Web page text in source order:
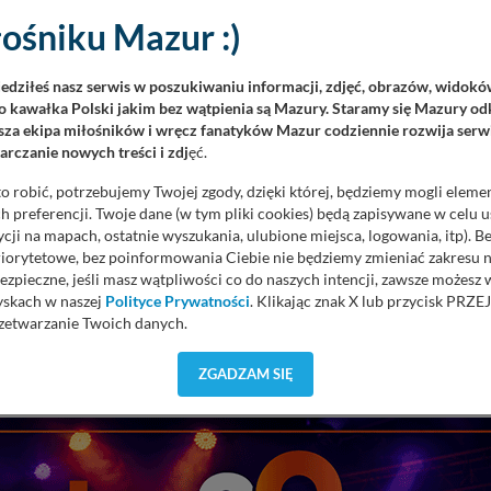
kombatanci, weterani wojenni, osoby niepełnosprawne I i II
oraz Ogólnopolska Karta Dużej Rodziny, które uprawniają do
bardzo ważną rolę gospodarczą. W 1991 r., w uznaniu dla
Ełcka Kolej Wąskotorowa jest jedyną czynną tego
tel.: 87 610-00-00, 534 535 004
Mazur :)
nasz serwis w poszukiwaniu informacji, zdjęć, obrazów,
kawałka Polski jakim bez wątpienia są Mazury. Staramy się Mazury
ekipa miłośników i wręcz fanatyków Mazur codziennie rozwija
nowych treści i zdjęć.
robić, potrzebujemy Twojej zgody, dzięki której, będziemy mogli
preferencji. Twoje dane (w tym pliki cookies) będą zapisywane w celu
na mapach, ostatnie wyszukania, ulubione miejsca, logowania, itp).
bez poinformowania Ciebie nie będziemy zmieniać zakresu
jeśli masz wątpliwości co do naszych intencji, zawsze możesz
w naszej Polityce Prywatności. Klikając znak X lub przycisk
Twoich danych.
gdy przekazanie Twoich danych jest elementem usługi (przekazanie
serwisu wRegulaminie Serwisu.
danych jest: Agencja Reklamowa Kreacja Monika Borkowska, z
ZGADZAM SIĘ